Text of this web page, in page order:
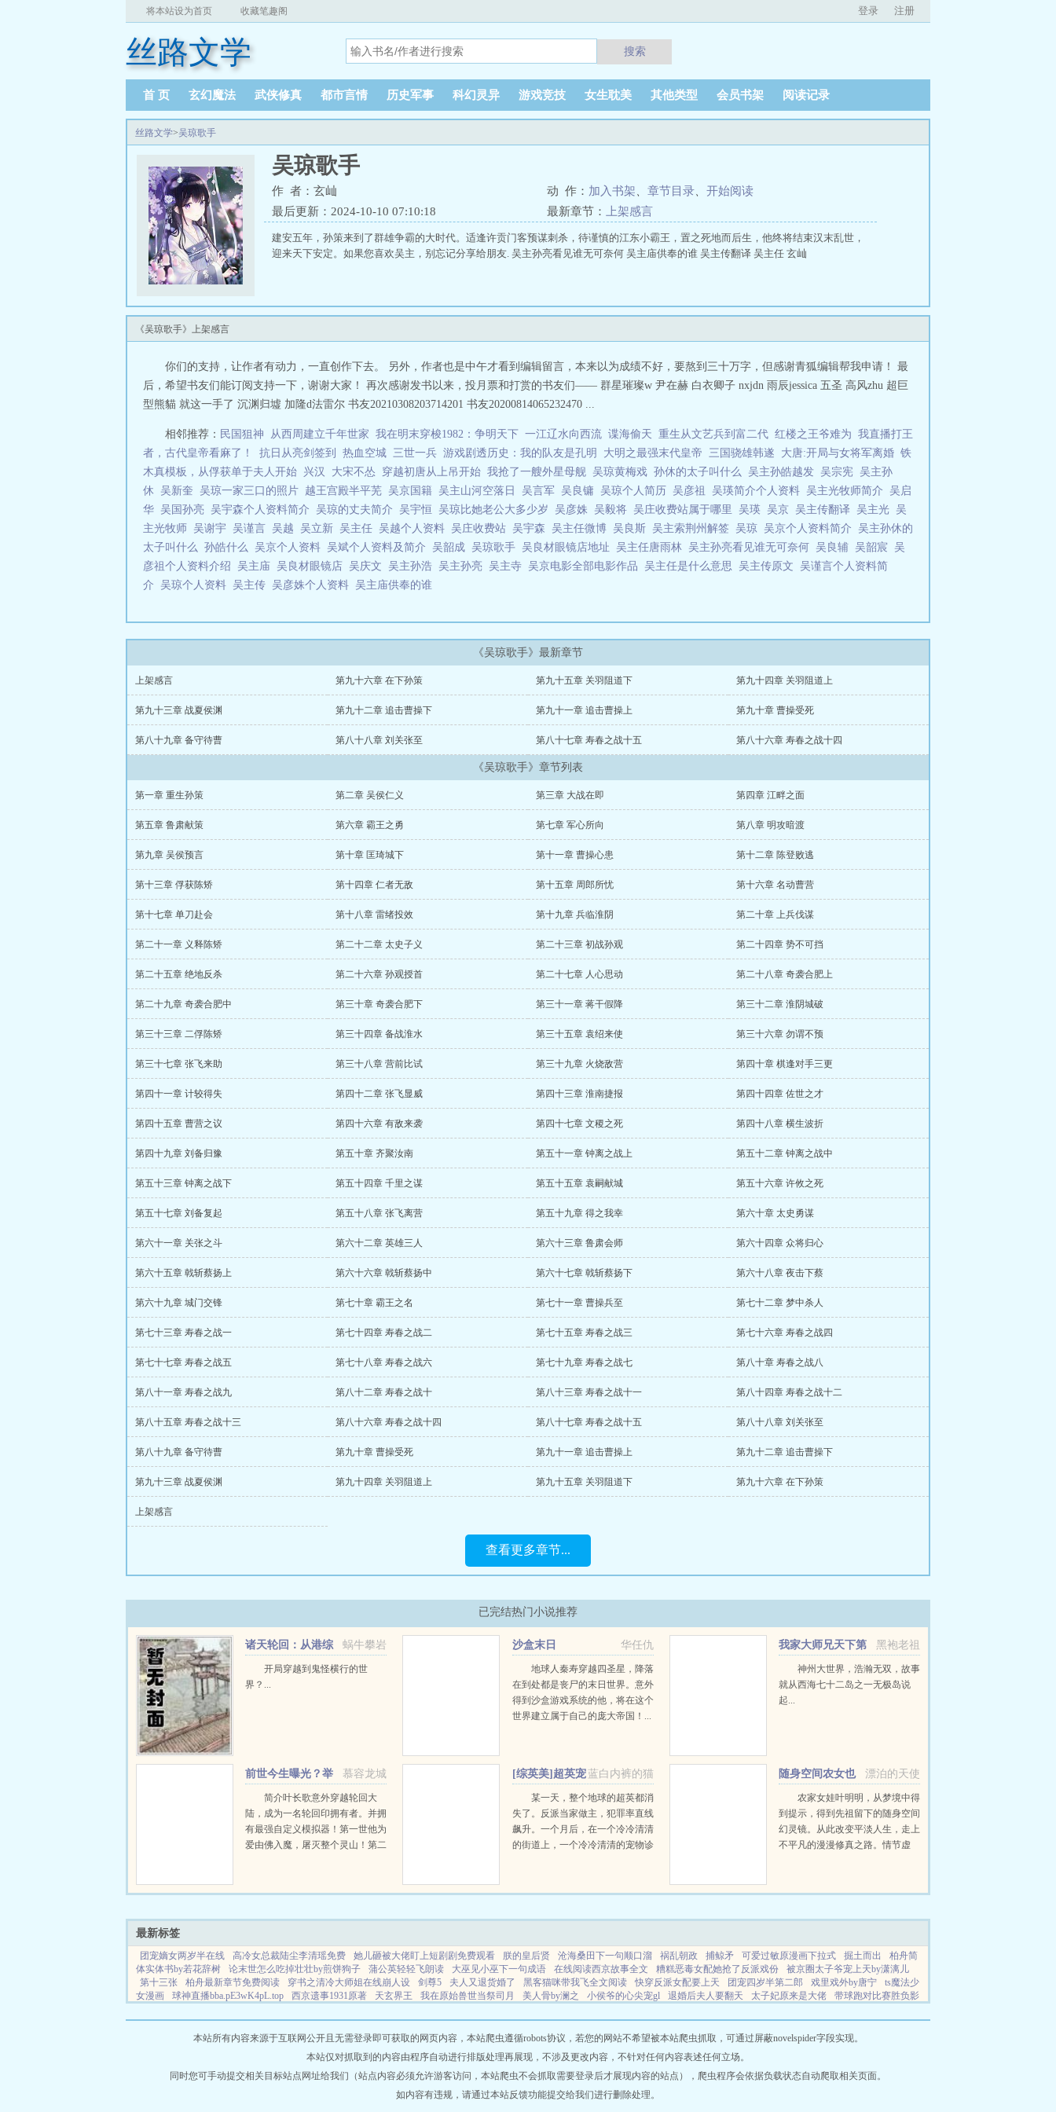
将本站设为首页 收藏笔趣阁 登录 注册
丝路文学 搜索
首 页 玄幻魔法 武侠修真 都市言情 历史军事 科幻灵异 游戏竞技 女生耽美 其他类型 会员书架 阅读记录
丝路文学>吴琼歌手
吴琼歌手
作 者：玄屾 动 作： 加入书架 章节目录
开始阅读
最后更新：2024-10-10 07:10:18
最新章节： 上架感言
建安五年，孙策来到了群雄争霸的大时代。适逢许贡门客预谋刺杀，待谨慎的江东小霸王，置之死地而后生，他终将结束汉末乱世，
迎来天下安定。如果您喜欢吴主，别忘记分享给朋友. 吴主孙亮看见谁无可奈何 吴主庙供奉的谁 吴主传翻译 吴主任 玄屾
《吴琼歌手》上架感言
你们的支持，让作者有动力，一直创作下去。 另外，作者也是中午才看到编辑留言，本来以为成绩不好，要熬到三十万字，但感谢青狐编辑帮我申请！ 最
后，希望书友们能订阅支持一下，谢谢大家！ 再次感谢发书以来，投月票和打赏的书友们—— 群星璀璨w 尹在赫 白衣卿子 nxjdn 雨辰jessica 五圣 高风zhu 超巨
型熊貓 就这一手了 沉渊归墟 加隆d法雷尔 书友20210308203714201 书友20200814065232470 ...
相邻推荐： 民国狙神 从西周建立千年世家 我在明末穿梭1982：争明天下 一江辽水向西流 谍海偷天 重生从文艺兵到富二代 红楼之王爷难为 我直播打王
者，古代皇帝看麻了！
抗日从亮剑签到 热血空城 三世一兵 游戏剧透历史：我的队友是孔明 大明之最强末代皇帝 三国骁雄韩遂 大唐:开局与女将军离婚 铁
木真模板，从俘获单于夫人开始 兴汉 大宋不怂 穿越初唐从上吊开始 我抢了一艘外星母舰 吴琼黄梅戏 孙休的太子叫什么 吴主孙皓越发 吴宗宪 吴主孙
休 吴新奎 吴琼一家三口的照片 越王宫殿半平芜 吴京国籍 吴主山河空落日 吴言军 吴良镛 吴琼个人简历 吴彦祖 吴瑛简介个人资料 吴主光牧师简介 吴启
华 吴国孙亮 吴宇森个人资料简介 吴琼的丈夫简介 吴宇恒 吴琼比她老公大多少岁 吴彦姝 吴毅将 吴庄收费站属于哪里 吴瑛 吴京 吴主传翻译 吴主光 吴
主光牧师 吴谢宇 吴谨言 吴越 吴立新 吴主任 吴越个人资料 吴庄收费站 吴宇森 吴主任微博 吴良斯 吴主索荆州解签 吴琼 吴京个人资料简介 吴主孙休的
太子叫什么 孙皓什么 吴京个人资料 吴斌个人资料及简介 吴韶成 吴琼歌手 吴良材眼镜店地址 吴主任唐雨林 吴主孙亮看见谁无可奈何 吴良辅 吴韶宸 吴
彦祖个人资料介绍 吴主庙 吴良材眼镜店 吴庆文 吴主孙浩 吴主孙亮 吴主寺 吴京电影全部电影作品 吴主任是什么意思 吴主传原文 吴谨言个人资料简
介 吴琼个人资料 吴主传 吴彦姝个人资料 吴主庙供奉的谁
《吴琼歌手》最新章节
上架感言 第九十六章 在下孙策 第九十五章 关羽阻道下 第九十四章 关羽阻道上
第九十三章 战夏侯渊 第九十二章 追击曹操下 第九十一章 追击曹操上 第九十章 曹操受死
第八十九章 备守待曹 第八十八章 刘关张至 第八十七章 寿春之战十五 第八十六章 寿春之战十四
《吴琼歌手》章节列表
第一章 重生孙策 第二章 吴侯仁义 第三章 大战在即 第四章 江畔之面
第五章 鲁肃献策 第六章 霸王之勇 第七章 军心所向 第八章 明攻暗渡
第九章 吴侯预言 第十章 匡琦城下 第十一章 曹操心患 第十二章 陈登败逃
第十三章 俘获陈矫 第十四章 仁者无敌 第十五章 周郎所忧 第十六章 名动曹营
第十七章 单刀赴会 第十八章 雷绪投效 第十九章 兵临淮阴 第二十章 上兵伐谋
第二十一章 义释陈矫 第二十二章 太史子义 第二十三章 初战孙观 第二十四章 势不可挡
第二十五章 绝地反杀 第二十六章 孙观授首 第二十七章 人心思动 第二十八章 奇袭合肥上
第二十九章 奇袭合肥中 第三十章 奇袭合肥下 第三十一章 蒋干假降 第三十二章 淮阴城破
第三十三章 二俘陈矫 第三十四章 备战淮水 第三十五章 袁绍来使 第三十六章 勿谓不预
第三十七章 张飞来助 第三十八章 营前比试 第三十九章 火烧敌营 第四十章 棋逢对手三更
第四十一章 计较得失 第四十二章 张飞显威 第四十三章 淮南捷报 第四十四章 佐世之才
第四十五章 曹营之议 第四十六章 有敌来袭 第四十七章 文稷之死 第四十八章 横生波折
第四十九章 刘备归豫 第五十章 齐聚汝南 第五十一章 钟离之战上 第五十二章 钟离之战中
第五十三章 钟离之战下 第五十四章 千里之谋 第五十五章 袁嗣献城 第五十六章 许攸之死
第五十七章 刘备复起 第五十八章 张飞离营 第五十九章 得之我幸 第六十章 太史勇谋
第六十一章 关张之斗 第六十二章 英雄三人 第六十三章 鲁肃会师 第六十四章 众将归心
第六十五章 戟斩蔡扬上 第六十六章 戟斩蔡扬中 第六十七章 戟斩蔡扬下 第六十八章 夜击下蔡
第六十九章 城门交锋 第七十章 霸王之名 第七十一章 曹操兵至 第七十二章 梦中杀人
第七十三章 寿春之战一 第七十四章 寿春之战二 第七十五章 寿春之战三 第七十六章 寿春之战四
第七十七章 寿春之战五 第七十八章 寿春之战六 第七十九章 寿春之战七 第八十章 寿春之战八
第八十一章 寿春之战九 第八十二章 寿春之战十 第八十三章 寿春之战十一 第八十四章 寿春之战十二
第八十五章 寿春之战十三 第八十六章 寿春之战十四 第八十七章 寿春之战十五 第八十八章 刘关张至
第八十九章 备守待曹 第九十章 曹操受死 第九十一章 追击曹操上 第九十二章 追击曹操下
第九十三章 战夏侯渊 第九十四章 关羽阻道上 第九十五章 关羽阻道下 第九十六章 在下孙策
上架感言
查看更多章节...
已完结热门小说推荐
蜗牛攀岩
诸天轮回：从港综
开始开局穿越到鬼怪横行的世
界？...
华任仇
沙盒末日
地球人秦寿穿越四圣星，降落
在到处都是丧尸的末日世界。意外
得到沙盒游戏系统的他，将在这个
世界建立属于自己的庞大帝国！...
黑袍老祖
我家大师兄天下第
神州大世界，浩瀚无双，故事
就从西海七十二岛之一无极岛说
起...
慕容龙城
前世今生曝光？举
世震撼简介叶长歌意外穿越轮回大
陆，成为一名轮回印拥有者。并拥
有最强自定义模拟器！第一世他为
爱由佛入魔，屠灭整个灵山！第二
敌！！他断仙路！斩仙门！封印一
蓝白内裤的猫
[综英美]超英宠
物店 完结+番外
某一天，整个地球的超英都消
失了。反派当家做主，犯罪率直线
飙升。一个月后，在一个冷冷清清
的街道上，一个冷冷清清的宠物诊
就甩出了他的小镖镖，直切诊所主
漂泊的天使
随身空间农女也
要修成仙
农家女娃叶明明，从梦境中得
到提示，得到先祖留下的随身空间
幻灵镜。从此改变平淡人生，走上
不平凡的漫漫修真之路。情节虚
最新标签
团宠嫡女两岁半在线 高冷女总裁陆尘李清瑶免费 她儿砸被大佬盯上短剧剧免费观看 朕的皇后贤 沧海桑田下一句顺口溜 祸乱朝政 捕鲸矛 可爱过敏原漫画下拉式 掘土而出
柏舟简
体实体书by若花辞树
论末世怎么吃掉壮壮by煎饼狗子 蒲公英轻轻飞朗读 大巫见小巫下一句成语 在线阅读西京故事全文 糟糕恶毒女配她抢了反派戏份
被京圈太子爷宠上天by潇漓儿
第十三张
柏舟最新章节免费阅读 穿书之清冷大师姐在线崩人设 剑尊5 夫人又退货婚了 黑客猫咪带我飞全文阅读 快穿反派女配要上天 团宠四岁半第二郎 戏里戏外by唐宁
ts魔法少
女漫画
球神直播bba.pE3wK4pL.top 西京遗事1931原著 天玄界王 我在原始兽世当祭司月 美人骨by澜之 小侯爷的心尖宠gl 退婚后夫人要翻天 太子妃原来是大佬
带球跑对比赛胜负影
独的夜谱
太子妃又宠又欲全文免费阅读 熊猫叼着崽崽崽不痛吗 拔氧气管犯法吗 河图全篇 大巫有哪些 团宠嫡女她有签到系统免费阅读 善逸 宠妾娇媚疯批首辅病态如有
第十三月
免费阅读笔趣阁 最新章节列表
绝美小受漫画免费观看下拉式漫画最 沧海桑田不外如是什么意思 公主算君吗 大时代台剧 糟糕穿书2季最新消息 凌天战尊 风轻扬
孤独的夜伴奏曲谱
快穿之满级大佬手撕炮灰剧本 我被京圈太子爷宠上天免费 纯属意外by雨山前百度 剑尊的结局 太子妃又疯了 王老五穿越大康王朝
善逸生病同人文
伏妖小蛟龙在线 开往春天的地铁的结局 非典型少年演员表 祸乱朝堂最新章节 穿越大唐李象被杀就能回现代 豺狼当道何必查问狐狸这句话真正的意思是什么
大巫见小巫的下一句是什么 人在拔去氧气管还剩一口气时有知觉吗 古墓神蛇完整版电影
电影隔壁房间讲的什么 剑尊护妻 罪恶社团最新消息 余生向暖下一句是什么
本站所有内容来源于互联网公开且无需登录即可获取的网页内容，本站爬虫遵循robots协议，若您的网站不希望被本站爬虫抓取，可通过屏蔽novelspider字段实现。
本站仅对抓取到的内容由程序自动进行排版处理再展现，不涉及更改内容，不针对任何内容表述任何立场。
同时您可手动提交相关目标站点网址给我们（站点内容必须允许游客访问，本站爬虫不会抓取需要登录后才展现内容的站点），爬虫程序会依据负载状态自动爬取相关页面。
如内容有违规，请通过本站反馈功能提交给我们进行删除处理。